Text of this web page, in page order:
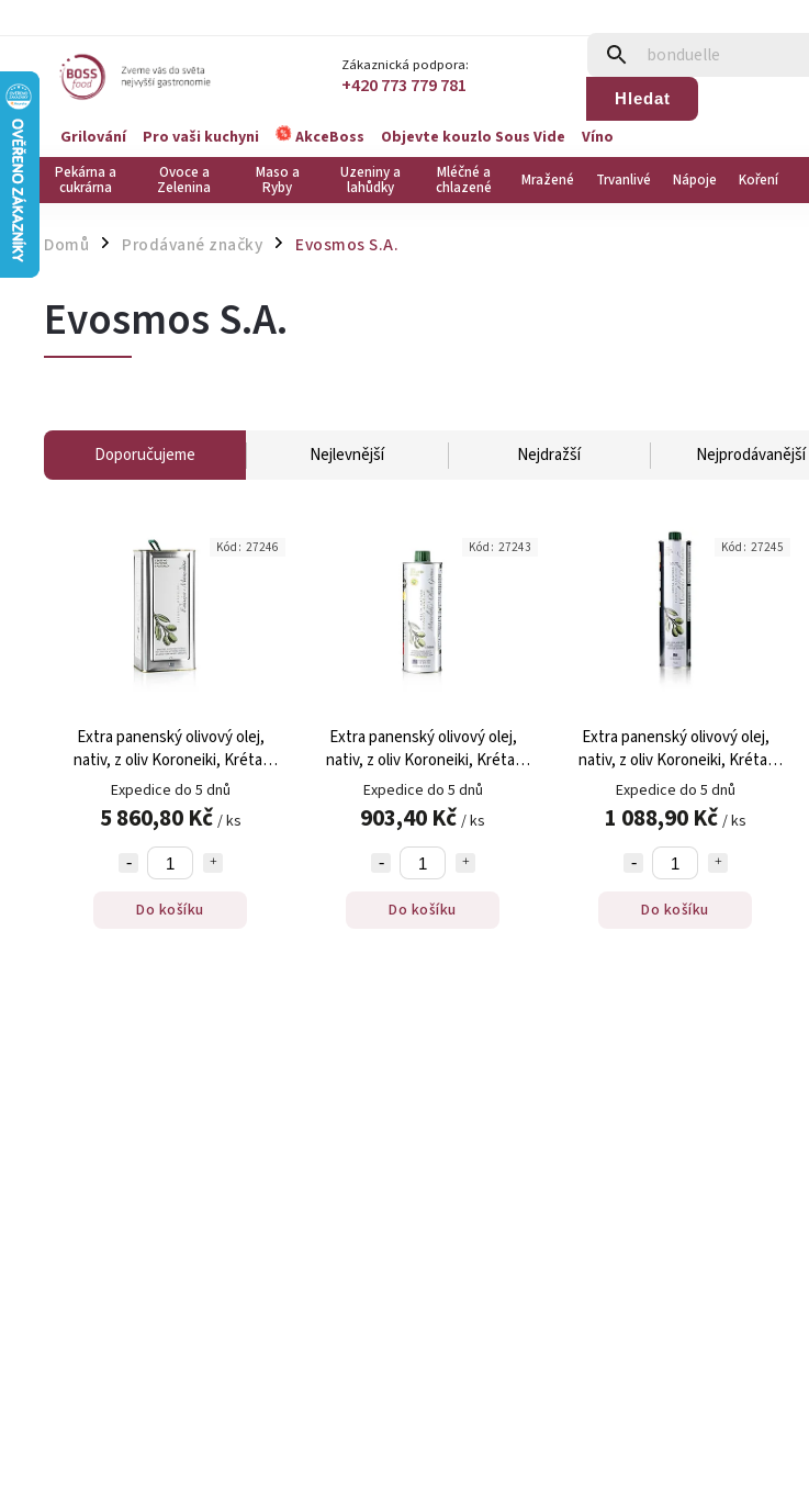
Zákaznická podpora:
+420 773 779 781 Hledat
Grilování Pro vaši kuchyni AkceBoss Objevte kouzlo Sous Vide Víno
Pekárna a
cukrárna
Ovoce a
Zelenina
Maso a
Ryby
Uzeniny a
lahůdky
Mléčné a
chlazené Mražené Trvanlivé Nápoje Koření
Domů / Prodávané značky / Evosmos S.A.
Evosmos S.A.
Doporučujeme Nejlevnější Nejdražší Nejprodávanější
Extra panenský olivový olej,
nativ, z oliv Koroneiki, Kréta,
Manolakis Groves, 5 l
Expedice do 5 dnů
5 860,80 Kč / ks
Do košíku
Kód: 27246
Extra panenský olivový olej,
nativ, z oliv Koroneiki, Kréta,
Manolakis Groves, 500 ml
Expedice do 5 dnů
903,40 Kč / ks
Do košíku
Kód: 27243
Extra panenský olivový olej,
nativ, z oliv Koroneiki, Kréta,
Manolakis Groves, 750 ml
Expedice do 5 dnů
1 088,90 Kč / ks
Do košíku
Kód: 27245